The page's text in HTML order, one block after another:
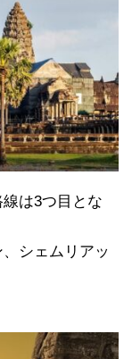
は3つ目とな
シェムリアッ